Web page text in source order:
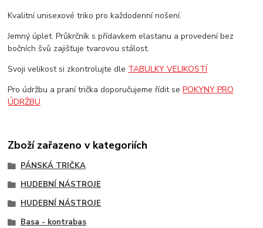
Kvalitní unisexové triko pro každodenní nošení.
Jemný úplet. Průkrčník s přídavkem elastanu a provedení bez
bočních švů zajišťuje tvarovou stálost.
Svoji velikost si zkontrolujte dle TABULKY VELIKOSTÍ
Pro údržbu a praní trička doporučujeme řídit sePOKYNY PRO
ÚDRŽBU
Zboží zařazeno v kategoriích
PÁNSKÁ TRIČKA
HUDEBNÍ NÁSTROJE
HUDEBNÍ NÁSTROJE
Basa - kontrabas